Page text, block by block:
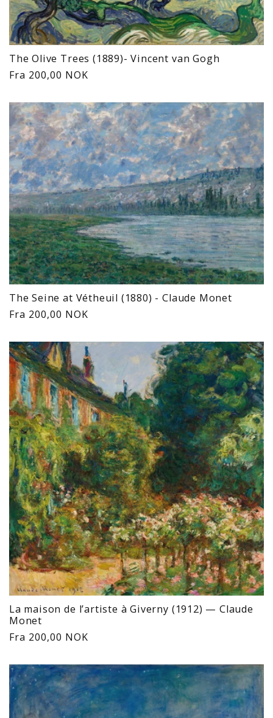
The Olive Trees (1889)- Vincent van Gogh
Vanlig
Fra 200,00 NOK
The Seine at Vétheuil (1880) - Claude Monet
Vanlig
Fra 200,00 NOK
La maison de l’artiste à Giverny (1912) — Claude
Monet
Vanlig
Fra 200,00 NOK